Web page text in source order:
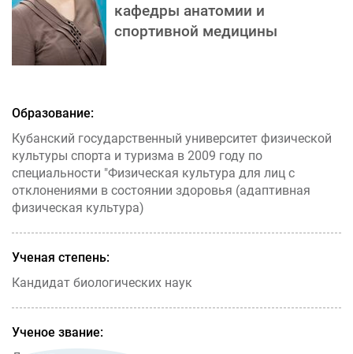
кафедры анатомии и
спортивной медицины
Образование:
Кубанский государственный университет физической
культуры спорта и туризма в 2009 году по
специальности "Физическая культура для лиц с
отклонениями в состоянии здоровья (адаптивная
физическая культура)
Ученая степень:
Кандидат биологических наук
Ученое звание: